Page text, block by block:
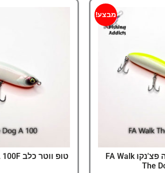
מבצע!
טופ ווטר כלב מדמה פצ'נקו FA Walk
The
טופ ווטר כלב FA Walk The Dog A 100F